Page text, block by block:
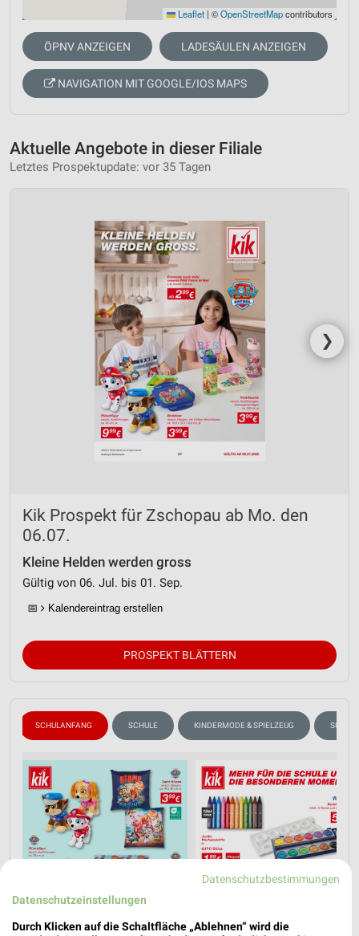
Leaflet | ©OpenStreetMapcontributors
ÖPNV ANZEIGEN LADESÄULEN ANZEIGEN
NAVIGATION MIT GOOGLE/IOS MAPS
Aktuelle Angebote in dieser Filiale
Letztes Prospektupdate: vor 35 Tagen
❯
Kik Prospekt für Zschopau ab Mo. den
06.07.
Kleine Helden werden gross
Gültig von 06. Jul. bis 01. Sep.
📅 Kalendereintrag erstellen
PROSPEKT BLÄTTERN
SCHULANFANG SCHULE KINDERMODE & SPIELZEUG
Datenschutzbestimmungen
Datenschutzeinstellungen
Durch Klicken auf die Schaltfläche „Ablehnen“ wird die